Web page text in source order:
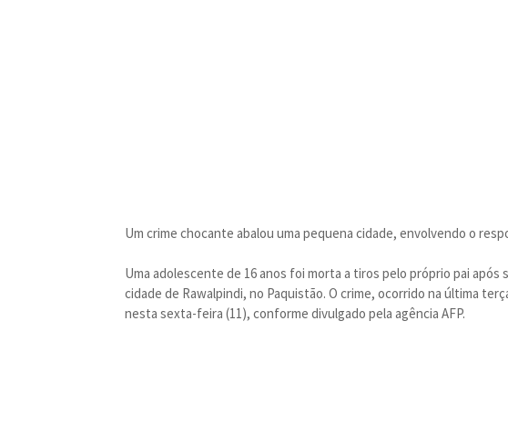
Um crime chocante abalou uma pequena cidade, envolvendo o
Uma adolescente de 16 anos foi morta a tiros pelo próprio pai após
cidade de Rawalpindi, no Paquistão. O crime, ocorrido na última
nesta sexta-feira (11), conforme divulgado pela agência AFP.